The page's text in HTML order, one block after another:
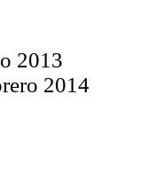
2013
2014